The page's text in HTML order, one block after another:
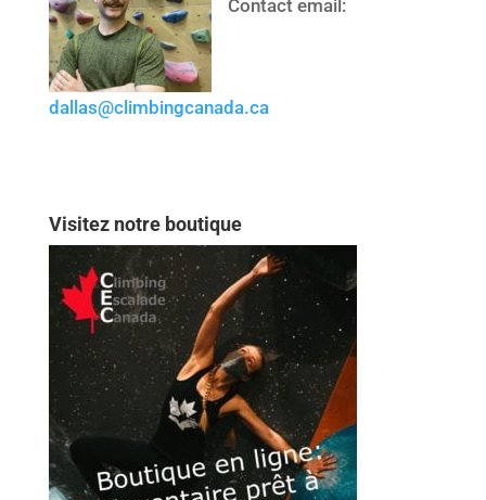
Contact email:
dallas@climbingcanada.ca
Visitez notre boutique